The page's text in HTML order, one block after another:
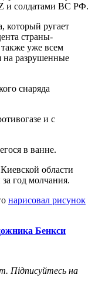
и солдатами ВС РФ.
который ругает
страны-
уже всем
на разрушенные
снаряда
и с
в ванне.
области
год молчания.
нарисовал рисунок
Бенкси
Підписуйтесь на